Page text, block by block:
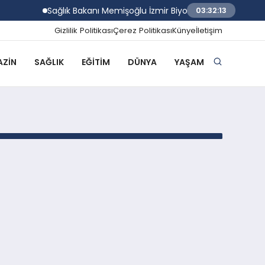
Sağlık Bakanı Memişoğlu İzmir Biyotıp ve Genom
03:32:13
Gizlilik PolitikasıÇerez PolitikasıKünyeİletişim
SAĞLIK EĞITIM DÜNYA YAŞAM